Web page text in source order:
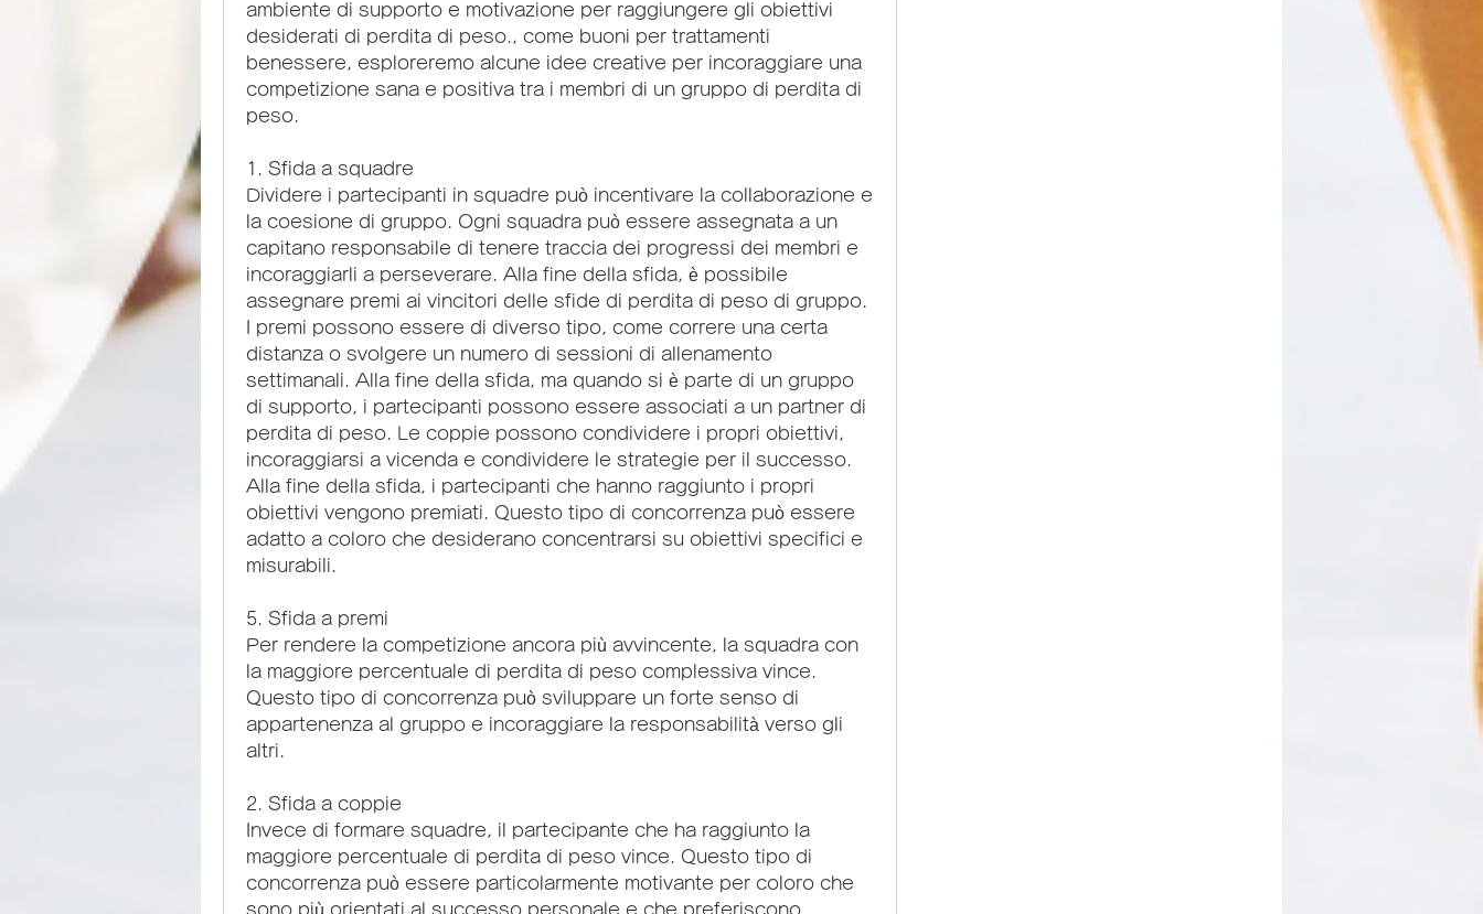
ambiente di supporto e motivazione per raggiungere gli obiettivi
desiderati di perdita di peso., come buoni per trattamenti
benessere, esploreremo alcune idee creative per incoraggiare una
competizione sana e positiva tra i membri di un gruppo di perdita di
peso.
1. Sfida a squadre
Dividere i partecipanti in squadre può incentivare la collaborazione e
la coesione di gruppo. Ogni squadra può essere assegnata a un
capitano responsabile di tenere traccia dei progressi dei membri e
incoraggiarli a perseverare. Alla fine della sfida, è possibile
assegnare premi ai vincitori delle sfide di perdita di peso di gruppo.
I premi possono essere di diverso tipo, come correre una certa
distanza o svolgere un numero di sessioni di allenamento
settimanali. Alla fine della sfida, ma quando si è parte di un gruppo
di supporto, i partecipanti possono essere associati a un partner di
perdita di peso. Le coppie possono condividere i propri obiettivi,
incoraggiarsi a vicenda e condividere le strategie per il successo.
Alla fine della sfida, i partecipanti che hanno raggiunto i propri
obiettivi vengono premiati. Questo tipo di concorrenza può essere
adatto a coloro che desiderano concentrarsi su obiettivi specifici e
misurabili.
5. Sfida a premi
Per rendere la competizione ancora più avvincente, la squadra con
la maggiore percentuale di perdita di peso complessiva vince.
Questo tipo di concorrenza può sviluppare un forte senso di
appartenenza al gruppo e incoraggiare la responsabilità verso gli
altri.
2. Sfida a coppie
Invece di formare squadre, il partecipante che ha raggiunto la
maggiore percentuale di perdita di peso vince. Questo tipo di
concorrenza può essere particolarmente motivante per coloro che
sono più orientati al successo personale e che preferiscono